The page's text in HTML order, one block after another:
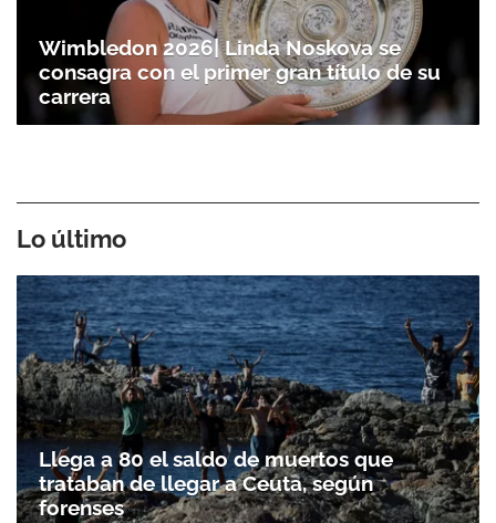
Wimbledon 2026| Linda Noskova se
consagra con el primer gran título de su
carrera
Lo último
Llega a 80 el saldo de muertos que
trataban de llegar a Ceuta, según
forenses